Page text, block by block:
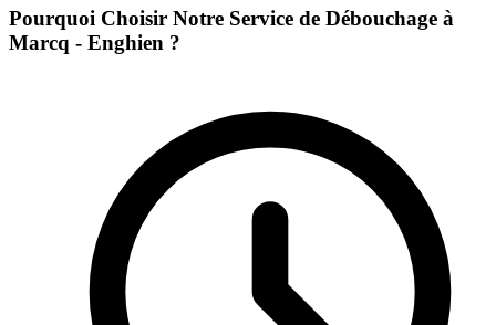
Pourquoi Choisir Notre Service de Débouchage à
Marcq - Enghien ?